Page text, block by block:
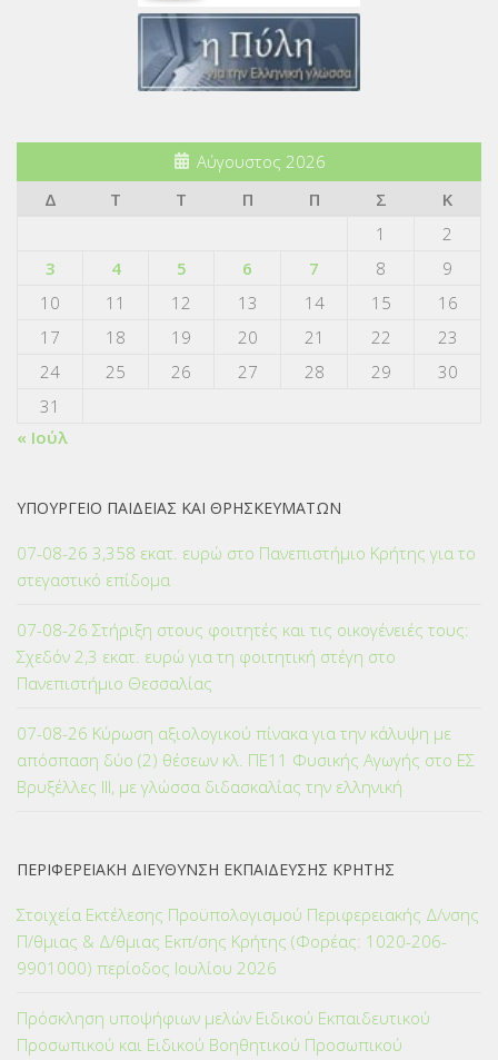
Αύγουστος 2026
Δ
Τ Τ Π Π Σ
Κ
1
2
3
4 5 6 7 8
9
10
11 12 13 14 15
16
17
18 19 20 21 22
23
24
25 26 27 28 29
30
31
« Ιούλ
ΥΠΟΥΡΓΕΙΟ ΠΑΙΔΕΙΑΣ ΚΑΙ ΘΡΗΣΚΕΥΜΑΤΩΝ
07-08-26 3,358 εκατ. ευρώ στο Πανεπιστήμιο Κρήτης για το
στεγαστικό επίδομα
07-08-26 Στήριξη στους φοιτητές και τις οικογένειές τους:
Σχεδόν 2,3 εκατ. ευρώ για τη φοιτητική στέγη στο
Πανεπιστήμιο Θεσσαλίας
07-08-26 Κύρωση αξιολογικού πίνακα για την κάλυψη με
απόσπαση δύο (2) θέσεων κλ. ΠΕ11 Φυσικής Αγωγής στο ΕΣ
Βρυξέλλες ΙΙΙ, με γλώσσα διδασκαλίας την ελληνική
ΠΕΡΙΦΕΡΕΙΑΚΗ ΔΙΕΥΘΥΝΣΗ ΕΚΠΑΙΔΕΥΣΗΣ ΚΡΗΤΗΣ
Στοιχεία Εκτέλεσης Προϋπολογισμού Περιφερειακής Δ/νσης
Π/θμιας & Δ/θμιας Εκπ/σης Κρήτης (Φορέας: 1020-206-
9901000) περίοδος Ιουλίου 2026
Πρόσκληση υποψήφιων μελών Ειδικού Εκπαιδευτικού
Προσωπικού και Ειδικού Βοηθητικού Προσωπικού